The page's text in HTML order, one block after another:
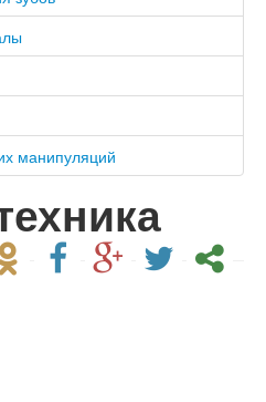
манипуляций